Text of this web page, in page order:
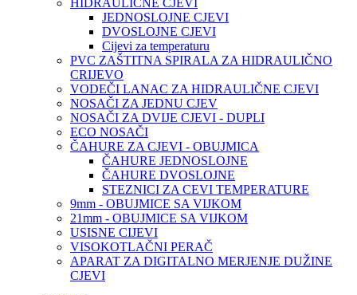
HIDRAULIČNE CJEVI
JEDNOSLOJNE CJEVI
DVOSLOJNE CJEVI
Cijevi za temperaturu
PVC ZAŠTITNA SPIRALA ZA HIDRAULIČNO
CRIJEVO
VODEČI LANAC ZA HIDRAULIČNE CJEVI
NOSAČI ZA JEDNU CJEV
NOSAČI ZA DVIJE CJEVI - DUPLI
ECO NOSAČI
ČAHURE ZA CJEVI - OBUJMICA
ČAHURE JEDNOSLOJNE
ČAHURE DVOSLOJNE
STEZNICI ZA CEVI TEMPERATURE
9mm - OBUJMICE SA VIJKOM
21mm - OBUJMICE SA VIJKOM
USISNE CIJEVI
VISOKOTLAČNI PERAČ
APARAT ZA DIGITALNO MERJENJE DUŽINE
CJEVI